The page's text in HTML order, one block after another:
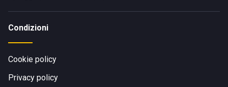
Condizioni
Cookie policy
Privacy policy